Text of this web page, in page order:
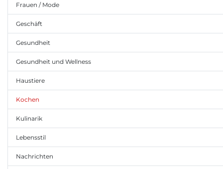
Frauen / Mode
Geschäft
Gesundheit
Gesundheit und Wellness
Haustiere
Kochen
Kulinarik
Lebensstil
Nachrichten